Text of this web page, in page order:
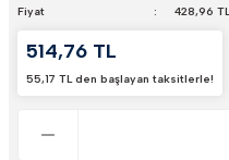
Fiyat
428,96
514,76 TL
55,17 TL den başlayan taksitlerle!